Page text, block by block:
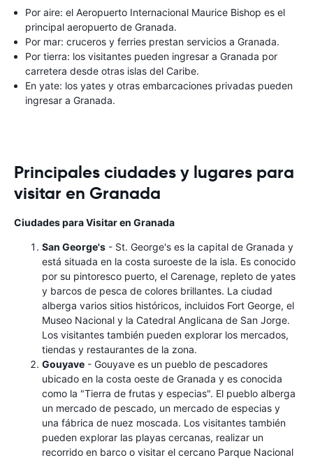
Por aire: el Aeropuerto Internacional Maurice Bishop es el
principal aeropuerto de Granada.
Por mar: cruceros y ferries prestan servicios a Granada.
Por tierra: los visitantes pueden ingresar a Granada por
carretera desde otras islas del Caribe.
En yate: los yates y otras embarcaciones privadas pueden
ingresar a Granada.
Principales ciudades y lugares para
visitar en Granada
Ciudades para Visitar en Granada
San George's - St. George's es la capital de Granada y
está situada en la costa suroeste de la isla. Es conocido
por su pintoresco puerto, el Carenage, repleto de yates
y barcos de pesca de colores brillantes. La ciudad
alberga varios sitios históricos, incluidos Fort George, el
Museo Nacional y la Catedral Anglicana de San Jorge.
Los visitantes también pueden explorar los mercados,
tiendas y restaurantes de la zona.
Gouyave - Gouyave es un pueblo de pescadores
ubicado en la costa oeste de Granada y es conocida
como la "Tierra de frutas y especias". El pueblo alberga
un mercado de pescado, un mercado de especias y
una fábrica de nuez moscada. Los visitantes también
pueden explorar las playas cercanas, realizar un
recorrido en barco o visitar el cercano Parque Nacional